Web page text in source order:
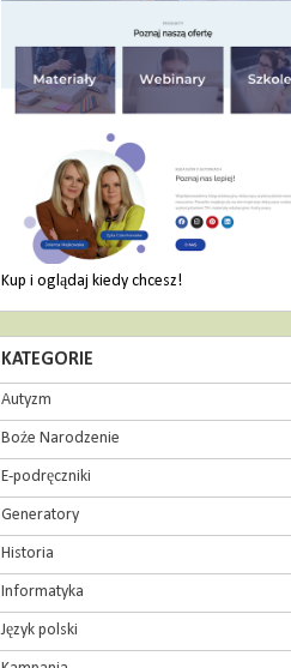
Kup i oglądaj kiedy chcesz!
KATEGORIE
Autyzm
Boże Narodzenie
E-podręczniki
Generatory
Historia
Informatyka
Język polski